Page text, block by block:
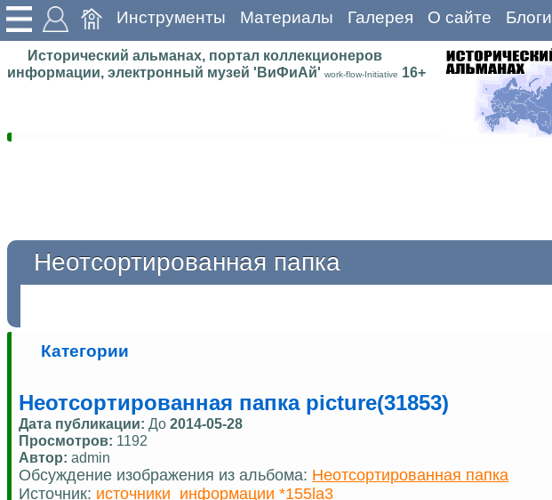
Инструменты Материалы Галерея О сайте Блоги
Исторический альманах, портал коллекционеров
информации, электронный музей 'ВиФиАй' work-flow-Initiative 16+
Неотсортированная папка
Категории
Неотсортированная папка picture(31853)
Дата публикации: До 2014-05-28
Просмотров: 1192
Автор: admin
Обсуждение изображения из альбома: Неотсортированная папка
Источник: источники_информации *155la3